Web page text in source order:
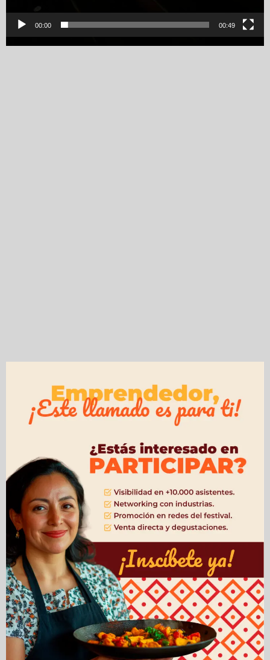
00:00 00:49